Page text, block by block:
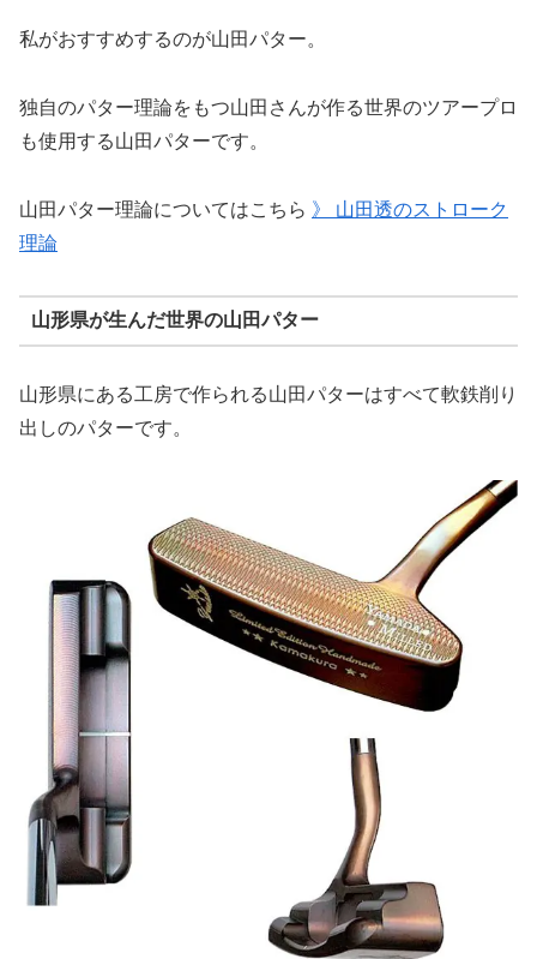
私がおすすめするのが山田パター。
独自のパター理論をもつ山田さんが作る世界のツアープロ
も使用する山田パターです。
山田パター理論についてはこちら 》 山田透のストローク
理論
山形県が生んだ世界の山田パター
山形県にある工房で作られる山田パターはすべて軟鉄削り
出しのパターです。